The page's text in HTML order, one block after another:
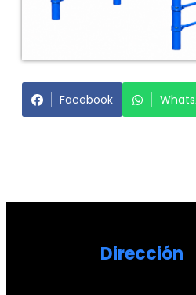
Facebook
Dirección